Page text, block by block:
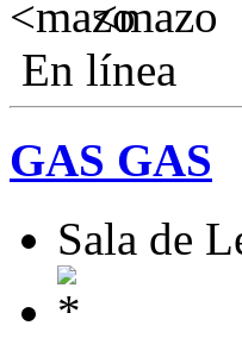
En línea
GAS GAS
Sala de